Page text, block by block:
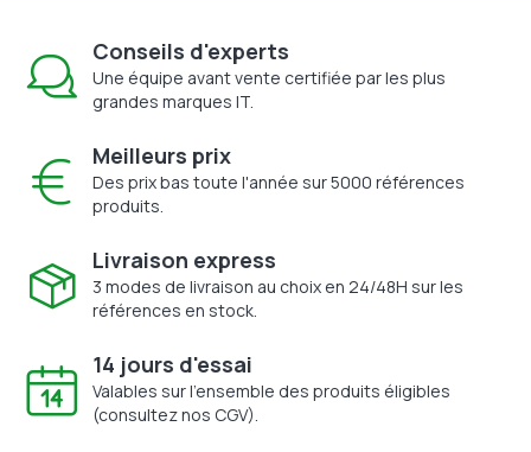
Conseils d'experts
Une équipe avant vente certifiée par les plus
grandes marques IT.
Meilleurs prix
Des prix bas toute l'année sur 5000 références
produits.
Livraison express
3 modes de livraison au choix en 24/48H sur les
références en stock.
14 jours d'essai
Valables sur l'ensemble des produits éligibles
(consultez nos CGV).